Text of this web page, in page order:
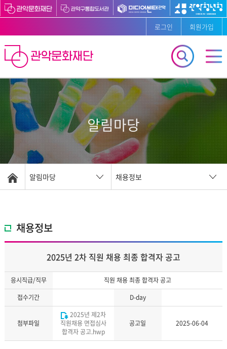
로그인 회원가입
알림마당
알림마당 채용정보
채용정보
2025년 2차 직원 채용 최종 합격자 공고
응시직급/직무
직원 채용 최종 합격자 공고
접수기간
D-day
첨부파일
2025년 제2차
직원채용 면접심사
합격자 공고.hwp
공고일 2025-06-04